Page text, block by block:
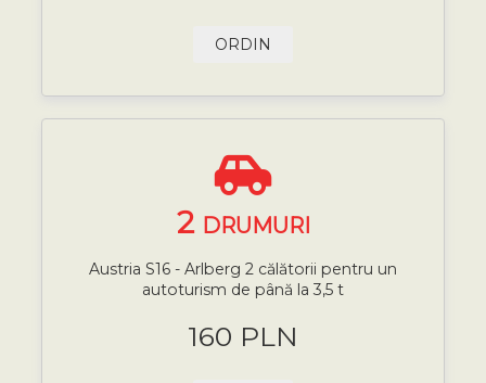
ORDIN
2 DRUMURI
Austria S16 - Arlberg 2 călătorii pentru un
autoturism de până la 3,5 t
160 PLN